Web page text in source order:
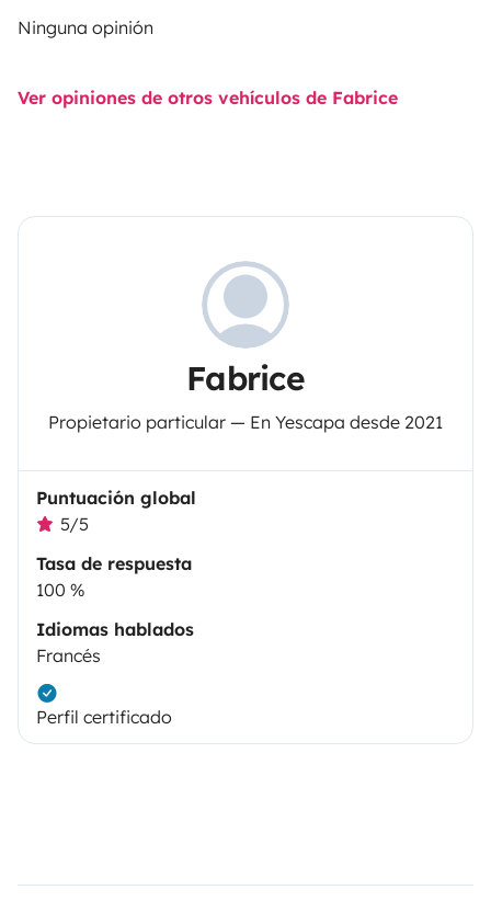
Ninguna opinión
Ver opiniones de otros vehículos de Fabrice
Fabrice
Propietario particular — En Yescapa desde 2021
Puntuación global
5/5
Tasa de respuesta
100 %
Idiomas hablados
Francés
Perfil certificado